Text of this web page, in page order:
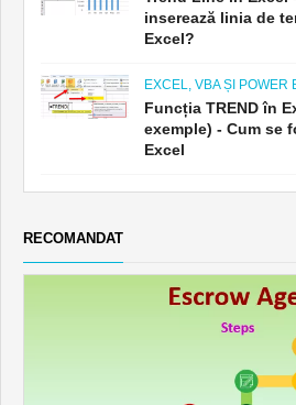
inserează linia de
Excel?
EXCEL, VBA ȘI POWER
Funcția TREND în
exemple) - Cum se
Excel
RECOMANDAT